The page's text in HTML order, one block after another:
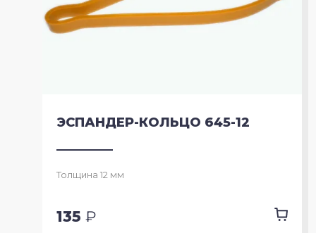
ЭСПАНДЕР-КОЛЬЦО 645-12
Толщина 12 мм
135 ₽